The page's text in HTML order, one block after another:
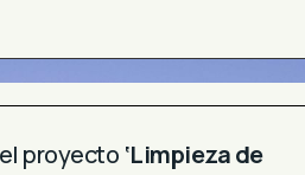
proyecto ‘Limpieza de